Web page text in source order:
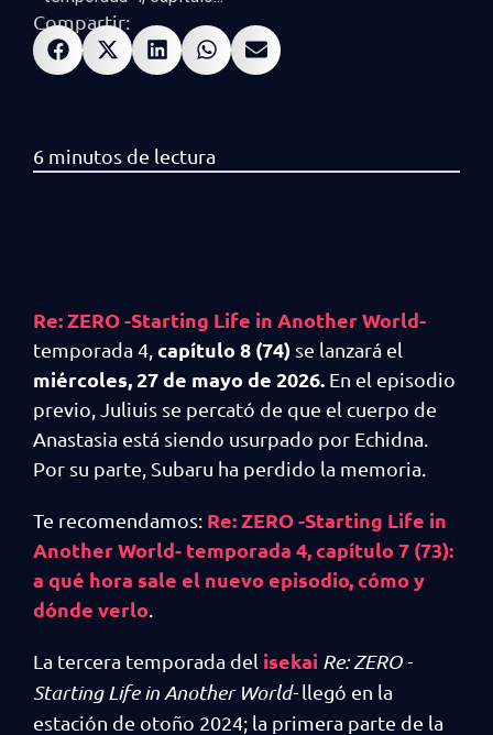
Compartir:
Re: ZERO -Starting Life in Another World-
temporada 4, capítulo 8 (74) se lanzará el
miércoles, 27 de mayo de 2026. En el episodio
previo, Juliuis se percató de que el cuerpo de
Anastasia está siendo usurpado por Echidna.
Por su parte, Subaru ha perdido la memoria.
Te recomendamos: Re: ZERO -Starting Life in
Another World- temporada 4, capítulo 7 (73):
a qué hora sale el nuevo episodio, cómo y
dónde verlo
La tercera temporada del isekai Re: ZERO -
Starting Life in Another World-llegó en la
estación de otoño 2024; la primera parte de la